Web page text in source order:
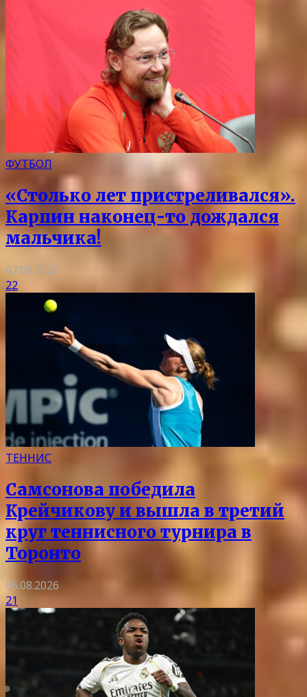
ФУТБОЛ
«Столько лет пристреливался».
Карпин наконец-то дождался
мальчика!
07.08.2026
22
ТЕННИС
Самсонова победила
Крейчикову и вышла в третий
круг теннисного турнира в
Торонто
06.08.2026
21